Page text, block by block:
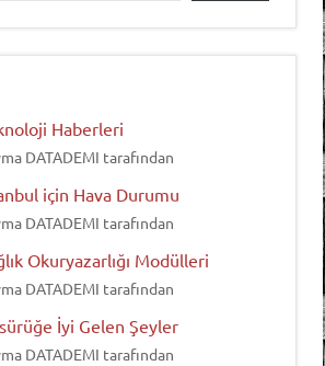
Haberleri
DATADEMI tarafından
için Hava Durumu
DATADEMI tarafından
Okuryazarlığı Modülleri
DATADEMI tarafından
İyi Gelen Şeyler
DATADEMI tarafından